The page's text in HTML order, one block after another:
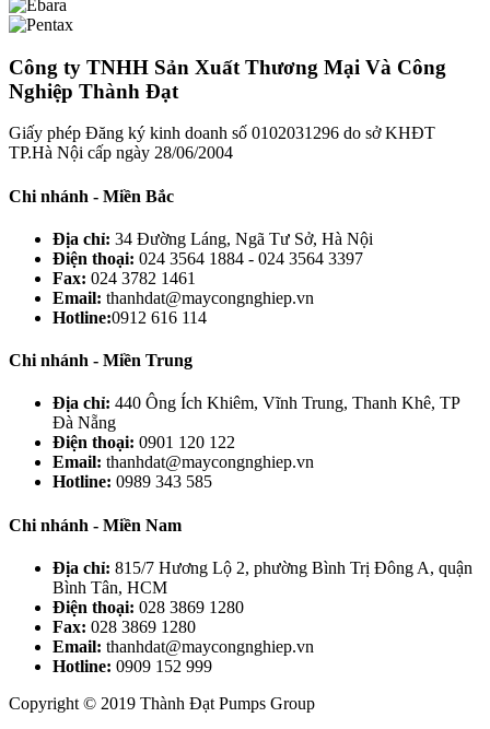
Công ty TNHH Sản Xuất Thương Mại Và Công
Nghiệp Thành Đạt
Giấy phép Đăng ký kinh doanh số 0102031296 do sở KHĐT
TP.Hà Nội cấp ngày 28/06/2004
Chi nhánh - Miền Bắc
Địa chỉ: 34 Đường Láng, Ngã Tư Sở, Hà Nội
Điện thoại: 024 3564 1884 - 024 3564 3397
Fax: 024 3782 1461
Email: thanhdat@maycongnghiep.vn
Hotline:0912 616 114
Chi nhánh - Miền Trung
Địa chỉ: 440 Ông Ích Khiêm, Vĩnh Trung, Thanh Khê, TP
Đà Nẵng
Điện thoại: 0901 120 122
Email: thanhdat@maycongnghiep.vn
Hotline: 0989 343 585
Chi nhánh - Miền Nam
Địa chỉ: 815/7 Hương Lộ 2, phường Bình Trị Đông A, quận
Bình Tân, HCM
Điện thoại: 028 3869 1280
Fax: 028 3869 1280
Email: thanhdat@maycongnghiep.vn
Hotline: 0909 152 999
Copyright © 2019 Thành Đạt Pumps Group